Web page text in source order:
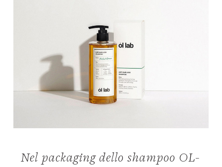
Nel packaging dello shampoo OL-